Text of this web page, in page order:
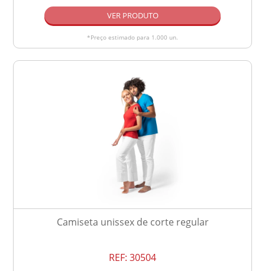
VER PRODUTO
*Preço estimado para 1.000 un.
Camiseta unissex de corte regular
REF: 30504